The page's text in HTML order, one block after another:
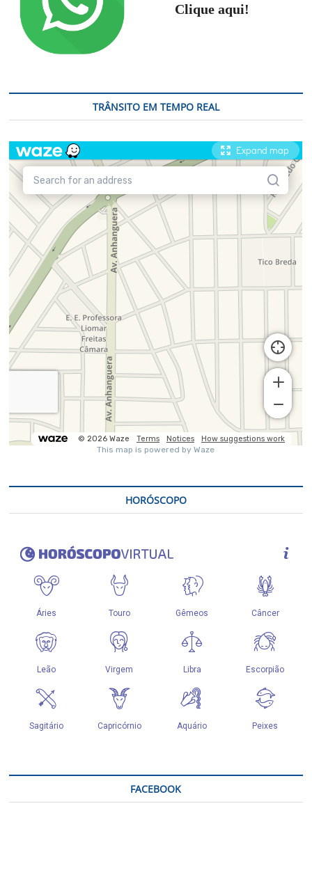
Clique aqui!
TRÂNSITO EM TEMPO REAL
HORÓSCOPO
FACEBOOK